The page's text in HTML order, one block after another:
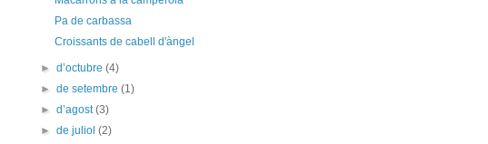
Pa de carbassa
Croissants de cabell d'àngel
►d’octubre(4)
►de setembre(1)
►d’agost(3)
►de juliol(2)